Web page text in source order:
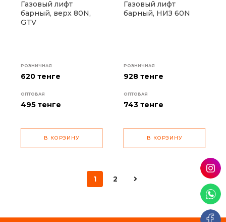
Газовый лифт
барный, верх 80N,
GTV
РОЗНИЧНАЯ
620 тенге
ОПТОВАЯ
495 тенге
В КОРЗИНУ
Газовый лифт
барный, НИЗ 60N
РОЗНИЧНАЯ
928 тенге
ОПТОВАЯ
743 тенге
В КОРЗИНУ
1 2